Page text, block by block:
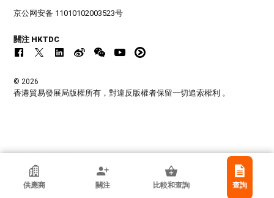
香港貿發局參展商
Xiamen Packrich Imp. And Exp. Co., Ltd
供應商 關注 比較和查詢 查詢
京公网安备 11010102003523号
關注 HKTDC
© 2026
香港貿易發展局版權所有，對違反版權者保留一切追索權利 。